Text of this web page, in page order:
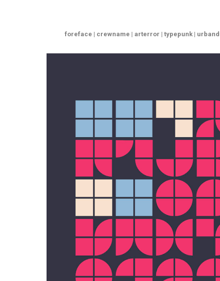
foreface | crewname | arterror | typepunk |